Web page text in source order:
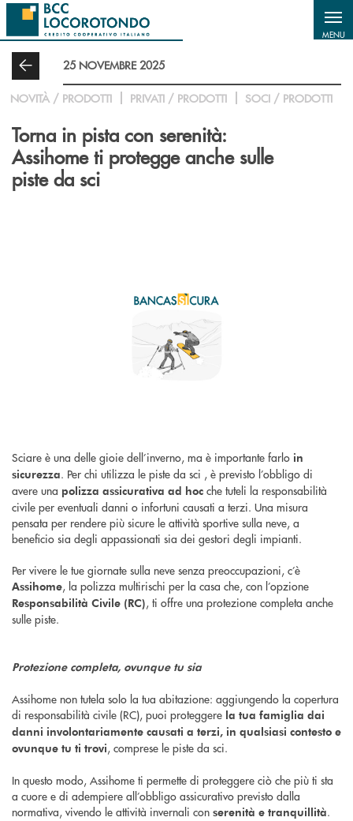
Salta al contenuto principale
MENU
25 NOVEMBRE 2025
NOVITÀ / PRODOTTI PRIVATI / PRODOTTI SOCI / PRODOTTI
Torna in pista con serenità:
Assihome ti protegge anche sulle
piste da sci
Sciare è una delle gioie dell’inverno, ma è importante farlo in
sicurezza. Per chi utilizza le piste da sci , è previsto l’obbligo di
avere una polizza assicurativa ad hoc che tuteli la responsabilità
civile per eventuali danni o infortuni causati a terzi. Una misura
pensata per rendere più sicure le attività sportive sulla neve, a
beneficio sia degli appassionati sia dei gestori degli impianti.
Per vivere le tue giornate sulla neve senza preoccupazioni, c’è
Assihome, la polizza multirischi per la casa che, con l’opzione
Responsabilità Civile (RC), ti offre una protezione completa anche
sulle piste.
Protezione completa, ovunque tu sia
Assihome non tutela solo la tua abitazione: aggiungendo la copertura
di responsabilità civile (RC), puoi proteggere la tua famiglia dai
danni involontariamente causati a terzi, in qualsiasi contesto e
ovunque tu ti trovi, comprese le piste da sci.
In questo modo, Assihome ti permette di proteggere ciò che più ti sta
a cuore e di adempiere all’obbligo assicurativo previsto dalla
normativa, vivendo le attività invernali con serenità e tranquillità.